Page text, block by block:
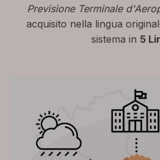
Previsione Terminale
acquisito nella lingua
sistema in 5